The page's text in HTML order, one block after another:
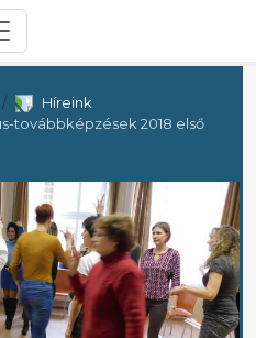
Híreink
továbbképzések 2018 első